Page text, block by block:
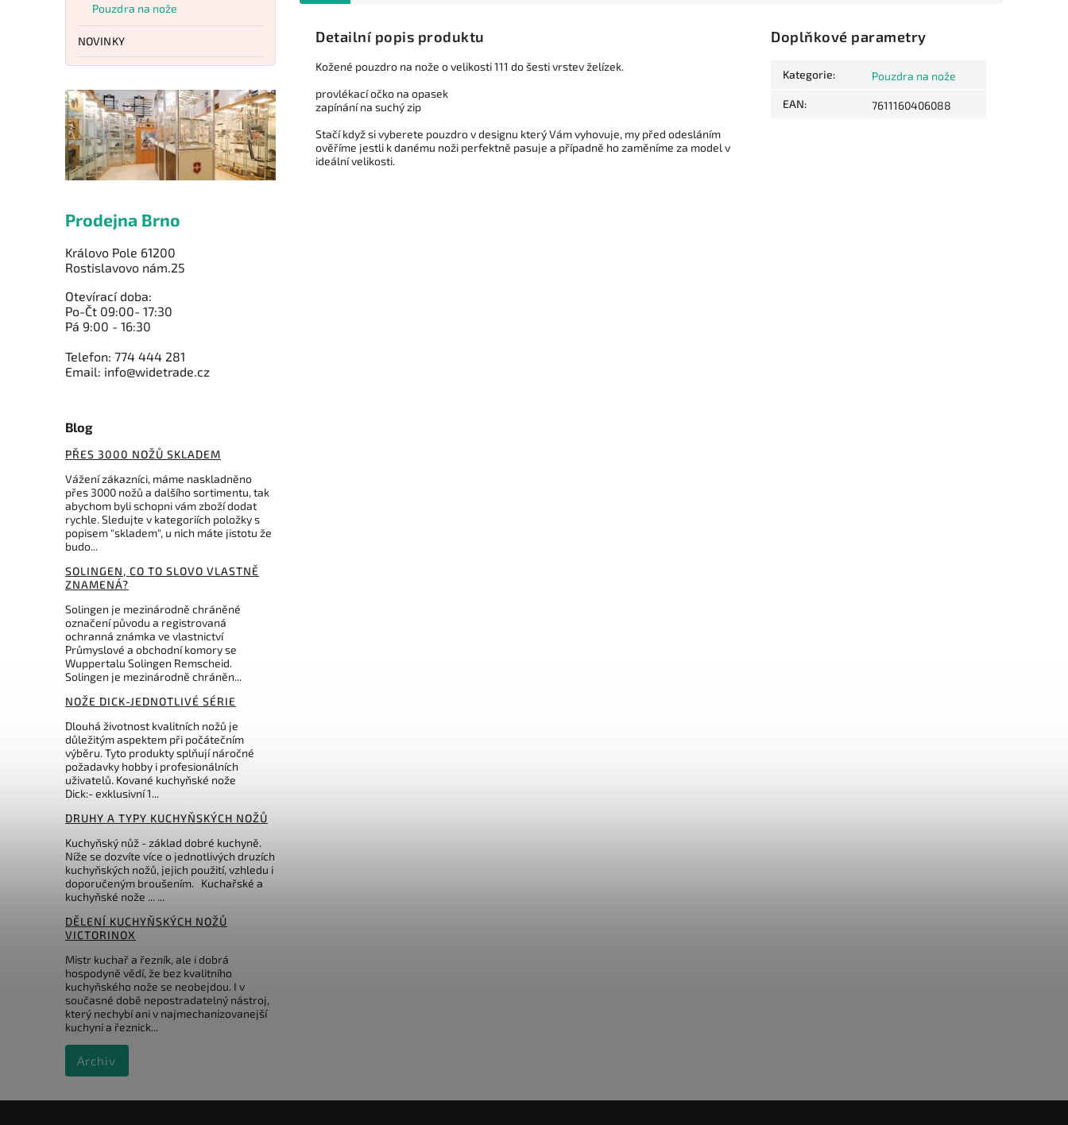
Pouzdra na nože
NOVINKY
Prodejna Brno
Královo Pole 61200
Rostislavovo nám.25
Otevírací doba:
Po-Čt 09:00- 17:30
Pá 9:00 - 16:30
Telefon: 774 444 281
Email: info@widetrade.cz
Blog
PŘES 3000 NOŽŮ SKLADEM
Vážení zákazníci, máme naskladněno
přes 3000 nožů a dalšího sortimentu, tak
abychom byli schopni vám zboží dodat
rychle. Sledujte v kategoriích položky s
popisem "skladem", u nich máte jistotu že
budo...
SOLINGEN, CO TO SLOVO VLASTNĚ
ZNAMENÁ?
Solingen je mezinárodně chráněné
označení původu a registrovaná
ochranná známka ve vlastnictví
Průmyslové a obchodní komory se
Wuppertalu Solingen Remscheid.
Solingen je mezinárodně chráněn...
NOŽE DICK-JEDNOTLIVÉ SÉRIE
Dlouhá životnost kvalitních nožů je
důležitým aspektem při počátečním
výběru. Tyto produkty splňují náročné
požadavky hobby i profesionálních
uživatelů. Kované kuchyňské nože
Dick:- exklusivní 1...
DRUHY A TYPY KUCHYŇSKÝCH NOŽŮ
Kuchyňský nůž - základ dobré kuchyně.
Níže se dozvíte více o jednotlivých druzích
kuchyňských nožů, jejich použití, vzhledu i
doporučeným broušením. Kuchařské a
kuchyňské nože ... ...
DĚLENÍ KUCHYŇSKÝCH NOŽŮ
VICTORINOX
Mistr kuchař a řezník, ale i dobrá
hospodyně vědí, že bez kvalitního
kuchyňského nože se neobejdou. I v
současné době nepostradatelný nástroj,
který nechybí ani v najmechanizovanejší
kuchyni a řeznick...
Archiv
Detailní popis produktu
Kožené pouzdro na nože o velikosti 111 do šesti vrstev želízek.
provlékací očko na opasek
zapínání na suchý zip
Stačí když si vyberete pouzdro v designu který Vám vyhovuje, my před odesláním
ověříme jestli k danému noži perfektně pasuje a případně ho zaměníme za model v
ideální velikosti.
Doplňkové parametry
Kategorie: Pouzdra na nože
EAN: 7611160406088